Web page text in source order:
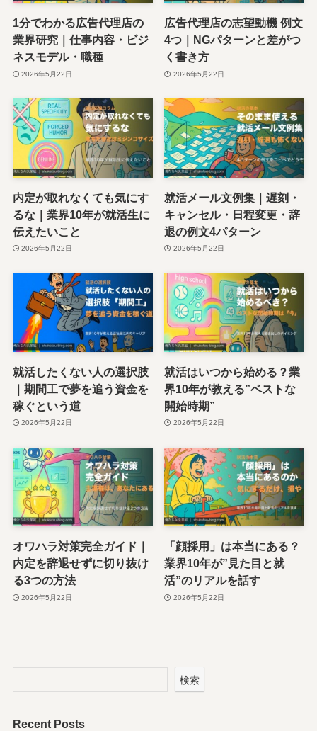
1分でわかる広告代理店の
業界研究｜仕事内容・ビジ
ネスモデル・職種
2026年5月22日
広告代理店の志望動機 例文
4つ｜NGパターンと差がつ
く書き方
2026年5月22日
内定が取れなくても気にす
るな｜業界10年が就活生に
伝えたいこと
2026年5月22日
就活メール文例集｜遅刻・
キャンセル・日程変更・辞
退の例文4パターン
2026年5月22日
就活したくない人の選択肢
｜期間工で夢を追う資金を
稼ぐという道
2026年5月22日
就活はいつから始める？業
界10年が教える”ベストな
開始時期”
2026年5月22日
オワハラ対策完全ガイド｜
内定を辞退せずに切り抜け
る3つの方法
2026年5月22日
「顔採用」は本当にある？
業界10年が”見た目と就
活”のリアルを話す
2026年5月22日
検索
Recent Posts